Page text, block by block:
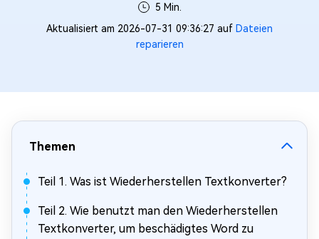
5 Min.
Aktualisiert am 2026-07-31 09:36:27 auf Dateien
reparieren
Themen
Teil 1. Was ist Wiederherstellen Textkonverter?
Teil 2. Wie benutzt man den Wiederherstellen
Textkonverter, um beschädigtes Word zu